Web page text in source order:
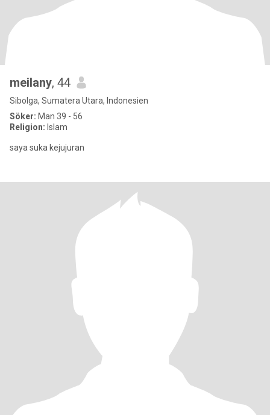
meilany, 44
Sibolga, Sumatera Utara, Indonesien
Söker: Man 39 - 56
Religion: Islam
saya suka kejujuran